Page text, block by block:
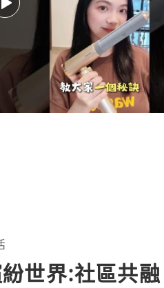
世界:社區共融